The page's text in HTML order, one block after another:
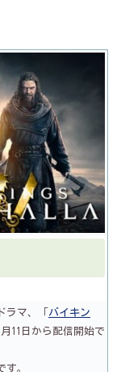
ラマ、「 バイキン
11日から配信開始で
。